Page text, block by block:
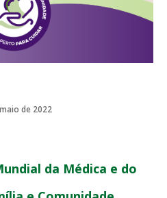
de 2022
da Médica e do